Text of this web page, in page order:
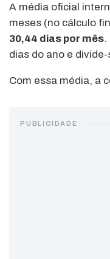
A média oficial
meses (no cálculo
30,44 dias por mês.
dias do ano e
Com essa média, a
PUBLICIDADE